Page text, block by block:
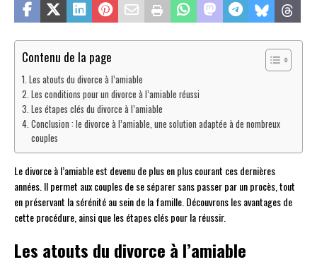
Contenu de la page
Les atouts du divorce à l’amiable
Les conditions pour un divorce à l’amiable réussi
Les étapes clés du divorce à l’amiable
Conclusion : le divorce à l’amiable, une solution adaptée à de nombreux
couples
Le divorce à l’amiable est devenu de plus en plus courant ces dernières
années. Il permet aux couples de se séparer sans passer par un procès, tout
en préservant la sérénité au sein de la famille. Découvrons les avantages de
cette procédure, ainsi que les étapes clés pour la réussir.
Les atouts du divorce à l’amiable